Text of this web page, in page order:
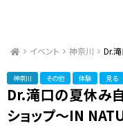
イベント 神奈川 Dr.
神奈川 その他 体験 見る
Dr.滝口の夏休み
ショップ～IN